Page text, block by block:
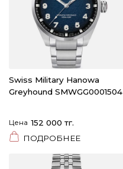
Swiss Military Hanowa
Greyhound SMWGG0001504
Цена 152 000 тг.
ПОДРОБНЕЕ